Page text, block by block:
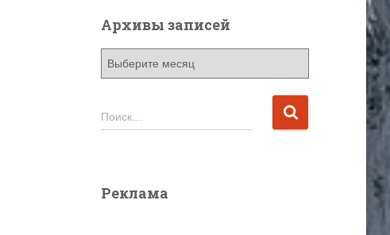
Архивы записей
в
п
Н
а
:
Поиск…
Реклама